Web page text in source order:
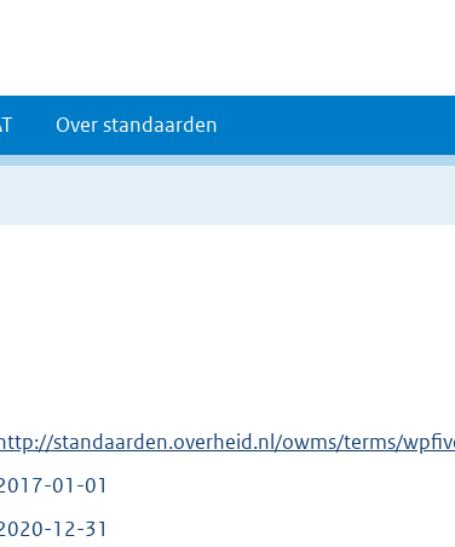
Over standaarden
standaarden.overheid.nl/owms/terms/
01-01
12-31